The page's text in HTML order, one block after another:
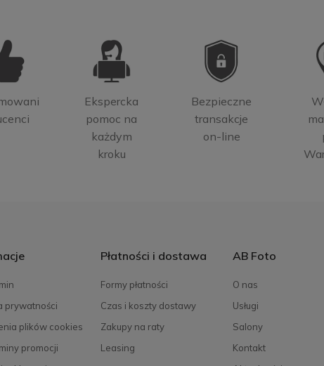
Ekspercka
pomoc na
każdym
kroku
Bezpieczne
transakcje
on-line
prywatności
plików cookies
promocji
Płatności i dostawa
Formy płatności
Czas i koszty dostawy
Zakupy na raty
Leasing
AB Foto
O nas
Usługi
Salony
Kontakt